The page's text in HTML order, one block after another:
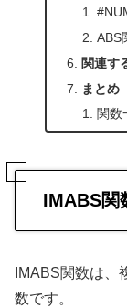
ABS
関連す
まとめ
関数
IMABS関
IMABS関数は、
数です。